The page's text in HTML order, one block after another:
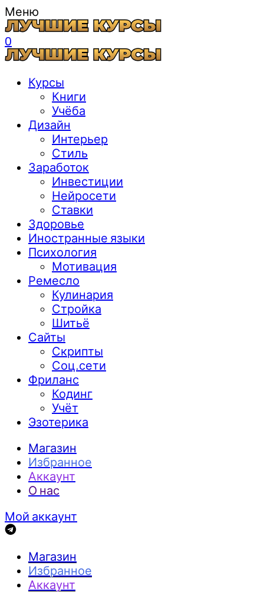
Меню
0
Курсы
Книги
Учёба
Дизайн
Интерьер
Стиль
Заработок
Инвестиции
Нейросети
Ставки
Здоровье
Иностранные языки
Психология
Мотивация
Ремесло
Кулинария
Стройка
Шитьё
Сайты
Скрипты
Соц.сети
Фриланс
Кодинг
Учёт
Эзотерика
Магазин
Избранное
Аккаунт
О нас
Мой аккаунт
Магазин
Избранное
Аккаунт